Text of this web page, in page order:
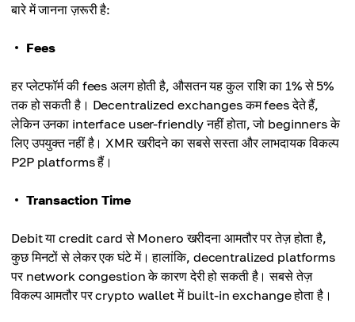
बारे में जानना ज़रूरी है:
Fees
हर प्लेटफॉर्म की fees अलग होती है, औसतन यह कुल राशि का 1% से 5%
तक हो सकती है। Decentralized exchanges कम fees देते हैं,
लेकिन उनका interface user-friendly नहीं होता, जो beginners के
लिए उपयुक्त नहीं है। XMR खरीदने का सबसे सस्ता और लाभदायक विकल्प
P2P platforms हैं।
Transaction Time
Debit या credit card से Monero खरीदना आमतौर पर तेज़ होता है,
कुछ मिनटों से लेकर एक घंटे में। हालांकि, decentralized platforms
पर network congestion के कारण देरी हो सकती है। सबसे तेज़
विकल्प आमतौर पर crypto wallet में built-in exchange होता है।